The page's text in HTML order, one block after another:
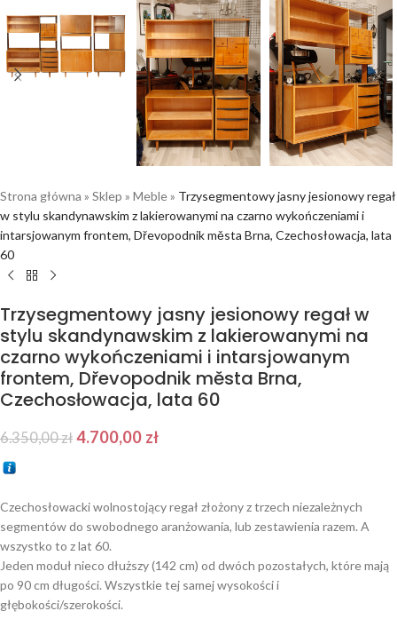
Strona główna » Sklep » Meble» Trzysegmentowy jasny jesionowy regał
w stylu skandynawskim z lakierowanymi na czarno wykończeniami i
intarsjowanym frontem, Dřevopodnik města Brna, Czechosłowacja, lata
60
Trzysegmentowy jasny jesionowy regał w
stylu skandynawskim z lakierowanymi na
czarno wykończeniami i intarsjowanym
frontem, Dřevopodnik města Brna,
Czechosłowacja, lata 60
6.350,00zł 4.700,00 zł
Czechosłowacki wolnostojący regał złożony z trzech niezależnych
segmentów do swobodnego aranżowania, lub zestawienia razem. A
wszystko to z lat 60.
Jeden moduł nieco dłuższy (142 cm) od dwóch pozostałych, które mają
po 90 cm długości. Wszystkie tej samej wysokości i
głębokości/szerokości.